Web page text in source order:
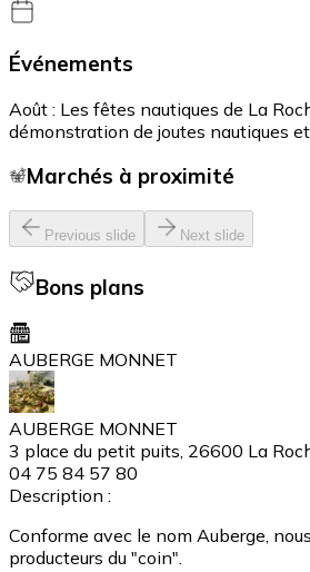
Événements
Août : Les fêtes nautiques de La
démonstration de joutes nautiques
Marchés à proximité
Previous slide Next slide
Bons plans
AUBERGE MONNET
AUBERGE MONNET
3 place du petit puits, 26600 La
04 75 84 57 80
Description :
Conforme avec le nom Auberge,
producteurs du "coin".